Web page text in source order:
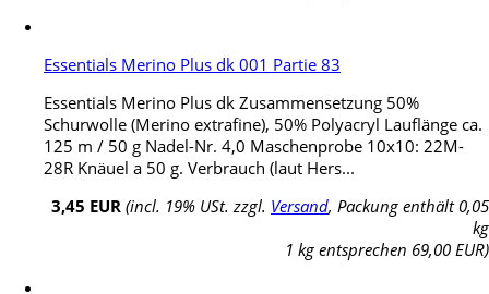
Essentials Merino Plus dk 001 Partie 83
Essentials Merino Plus dk Zusammensetzung 50%
Schurwolle (Merino extrafine), 50% Polyacryl Lauflänge ca.
125 m / 50 g Nadel-Nr. 4,0 Maschenprobe 10x10: 22M-
28R Knäuel a 50 g. Verbrauch (laut Hers...
3,45 EUR (incl. 19% USt. zzgl. Versand, Packung enthält 0,05
kg
1 kg entsprechen 69,00 EUR)